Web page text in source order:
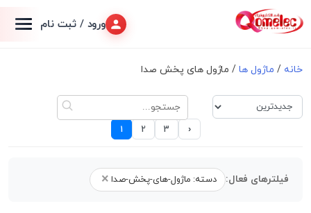
ورود / ثبت نام
خانه / ماژول ها/ ماژول های پخش صدا
1 2 3 ›
فیلترهای فعال: دسته: ماژول-های-پخش-صدا ×